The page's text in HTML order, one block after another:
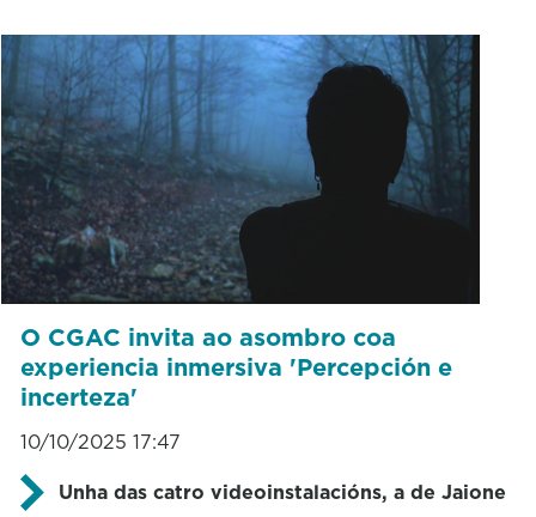
O CGAC invita ao asombro coa
experiencia inmersiva 'Percepción e
incerteza'
10/10/2025 17:47
Unha das catro videoinstalacións, a de Jaione